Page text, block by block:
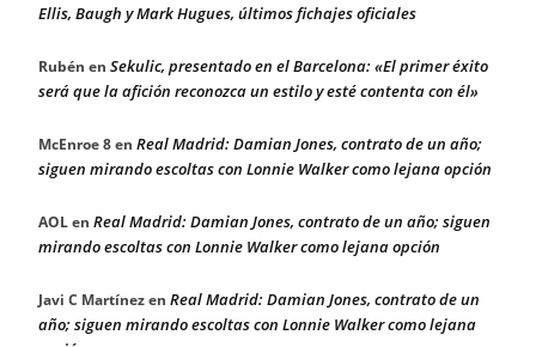
Ellis, Baugh y Mark Hugues, últimos fichajes oficiales
Rubén en Sekulic, presentado en el Barcelona: «El primer éxito
será que la afición reconozca un estilo y esté contenta con él»
McEnroe 8en Real Madrid: Damian Jones, contrato de un año;
siguen mirando escoltas con Lonnie Walker como lejana opción
AOLen Real Madrid: Damian Jones, contrato de un año; siguen
mirando escoltas con Lonnie Walker como lejana opción
Javi C Martínezen Real Madrid: Damian Jones, contrato de un
año; siguen mirando escoltas con Lonnie Walker como lejana